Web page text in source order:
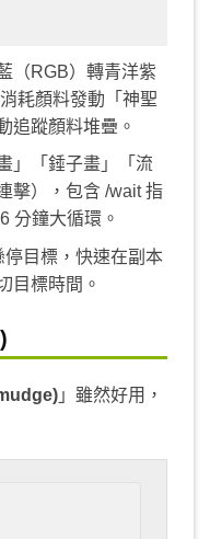
（RGB）轉青洋紫
耗顏料發動「神聖
追蹤顏料堆疊。
」「錘子畫」「流
擊），包含 /wait 指
分鐘大循環。
停目標，快速在副本
目標時間。
」雖然好用，